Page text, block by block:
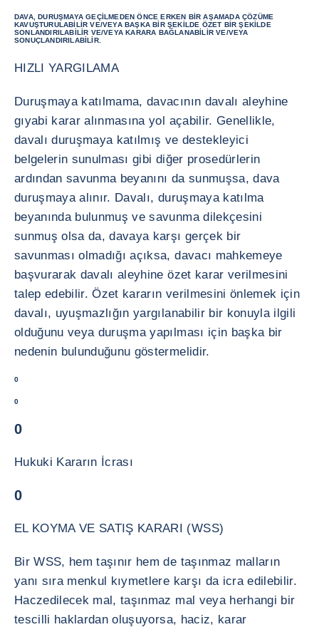
DAVA, DURUŞMAYA GEÇILMEDEN ÖNCE ERKEN BIR AŞAMADA ÇÖZÜME
KAVUŞTURULABILIR VE/VEYA BAŞKA BIR ŞEKILDE ÖZET BIR ŞEKILDE
SONLANDIRILABILIR VE/VEYA KARARA BAĞLANABILIR VE/VEYA
SONUÇLANDIRILABILIR.
HIZLI YARGILAMA
Duruşmaya katılmama, davacının davalı aleyhine
gıyabi karar alınmasına yol açabilir. Genellikle,
davalı duruşmaya katılmış ve destekleyici
belgelerin sunulması gibi diğer prosedürlerin
ardından savunma beyanını da sunmuşsa, dava
duruşmaya alınır. Davalı, duruşmaya katılma
beyanında bulunmuş ve savunma dilekçesini
sunmuş olsa da, davaya karşı gerçek bir
savunması olmadığı açıksa, davacı mahkemeye
başvurarak davalı aleyhine özet karar verilmesini
talep edebilir. Özet kararın verilmesini önlemek için
davalı, uyuşmazlığın yargılanabilir bir konuyla ilgili
olduğunu veya duruşma yapılması için başka bir
nedenin bulunduğunu göstermelidir.
0
0
0
Hukuki Kararın İcrası
0
EL KOYMA VE SATIŞ KARARI (WSS)
Bir WSS, hem taşınır hem de taşınmaz malların
yanı sıra menkul kıymetlere karşı da icra edilebilir.
Haczedilecek mal, taşınmaz mal veya herhangi bir
tescilli haklardan oluşuyorsa, haciz, karar